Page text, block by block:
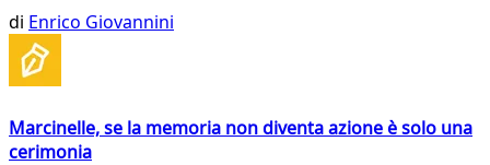
di Enrico Giovannini
Marcinelle, se la memoria non diventa azione è solo una
cerimonia